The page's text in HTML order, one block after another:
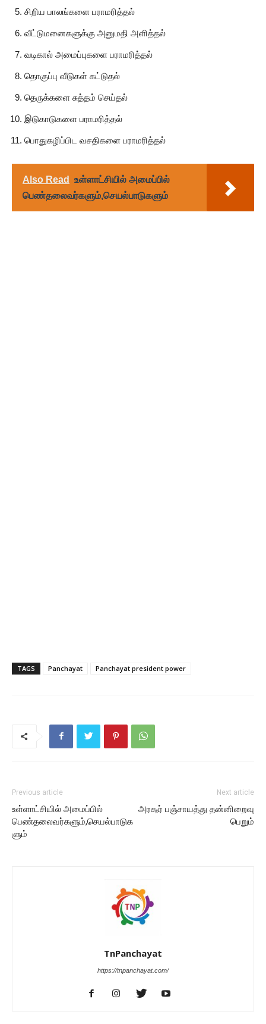
சிறிய பாலங்களை பராமரித்தல்
வீட்டுமனைகளுக்கு அனுமதி அளித்தல்
வடிகால் அமைப்புகளை பராமரித்தல்
தொகுப்பு வீடுகள் கட்டுதல்
தெருக்களை சுத்தம் செய்தல்
இடுகாடுகளை பராமரித்தல்
பொதுகழிப்பிட வசதிகளை பராமரித்தல்
Also Read
உள்ளாட்சியில் அமைப்பில்
பெண்தலைவர்களும்,செயல்பாடுகளும்
TAGS Panchayat Panchayat president power
Previous article
உள்ளாட்சியில் அமைப்பில்
பெண்தலைவர்களும்,செயல்பாடுக
ளும்
Next article
அர௲ர் பஞ்சாயத்து தன்னிறைவு
பெறும்
TnPanchayat
https://tnpanchayat.com/